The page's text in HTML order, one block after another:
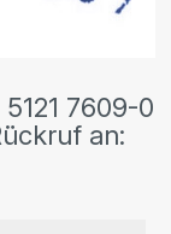
7609-0
an: